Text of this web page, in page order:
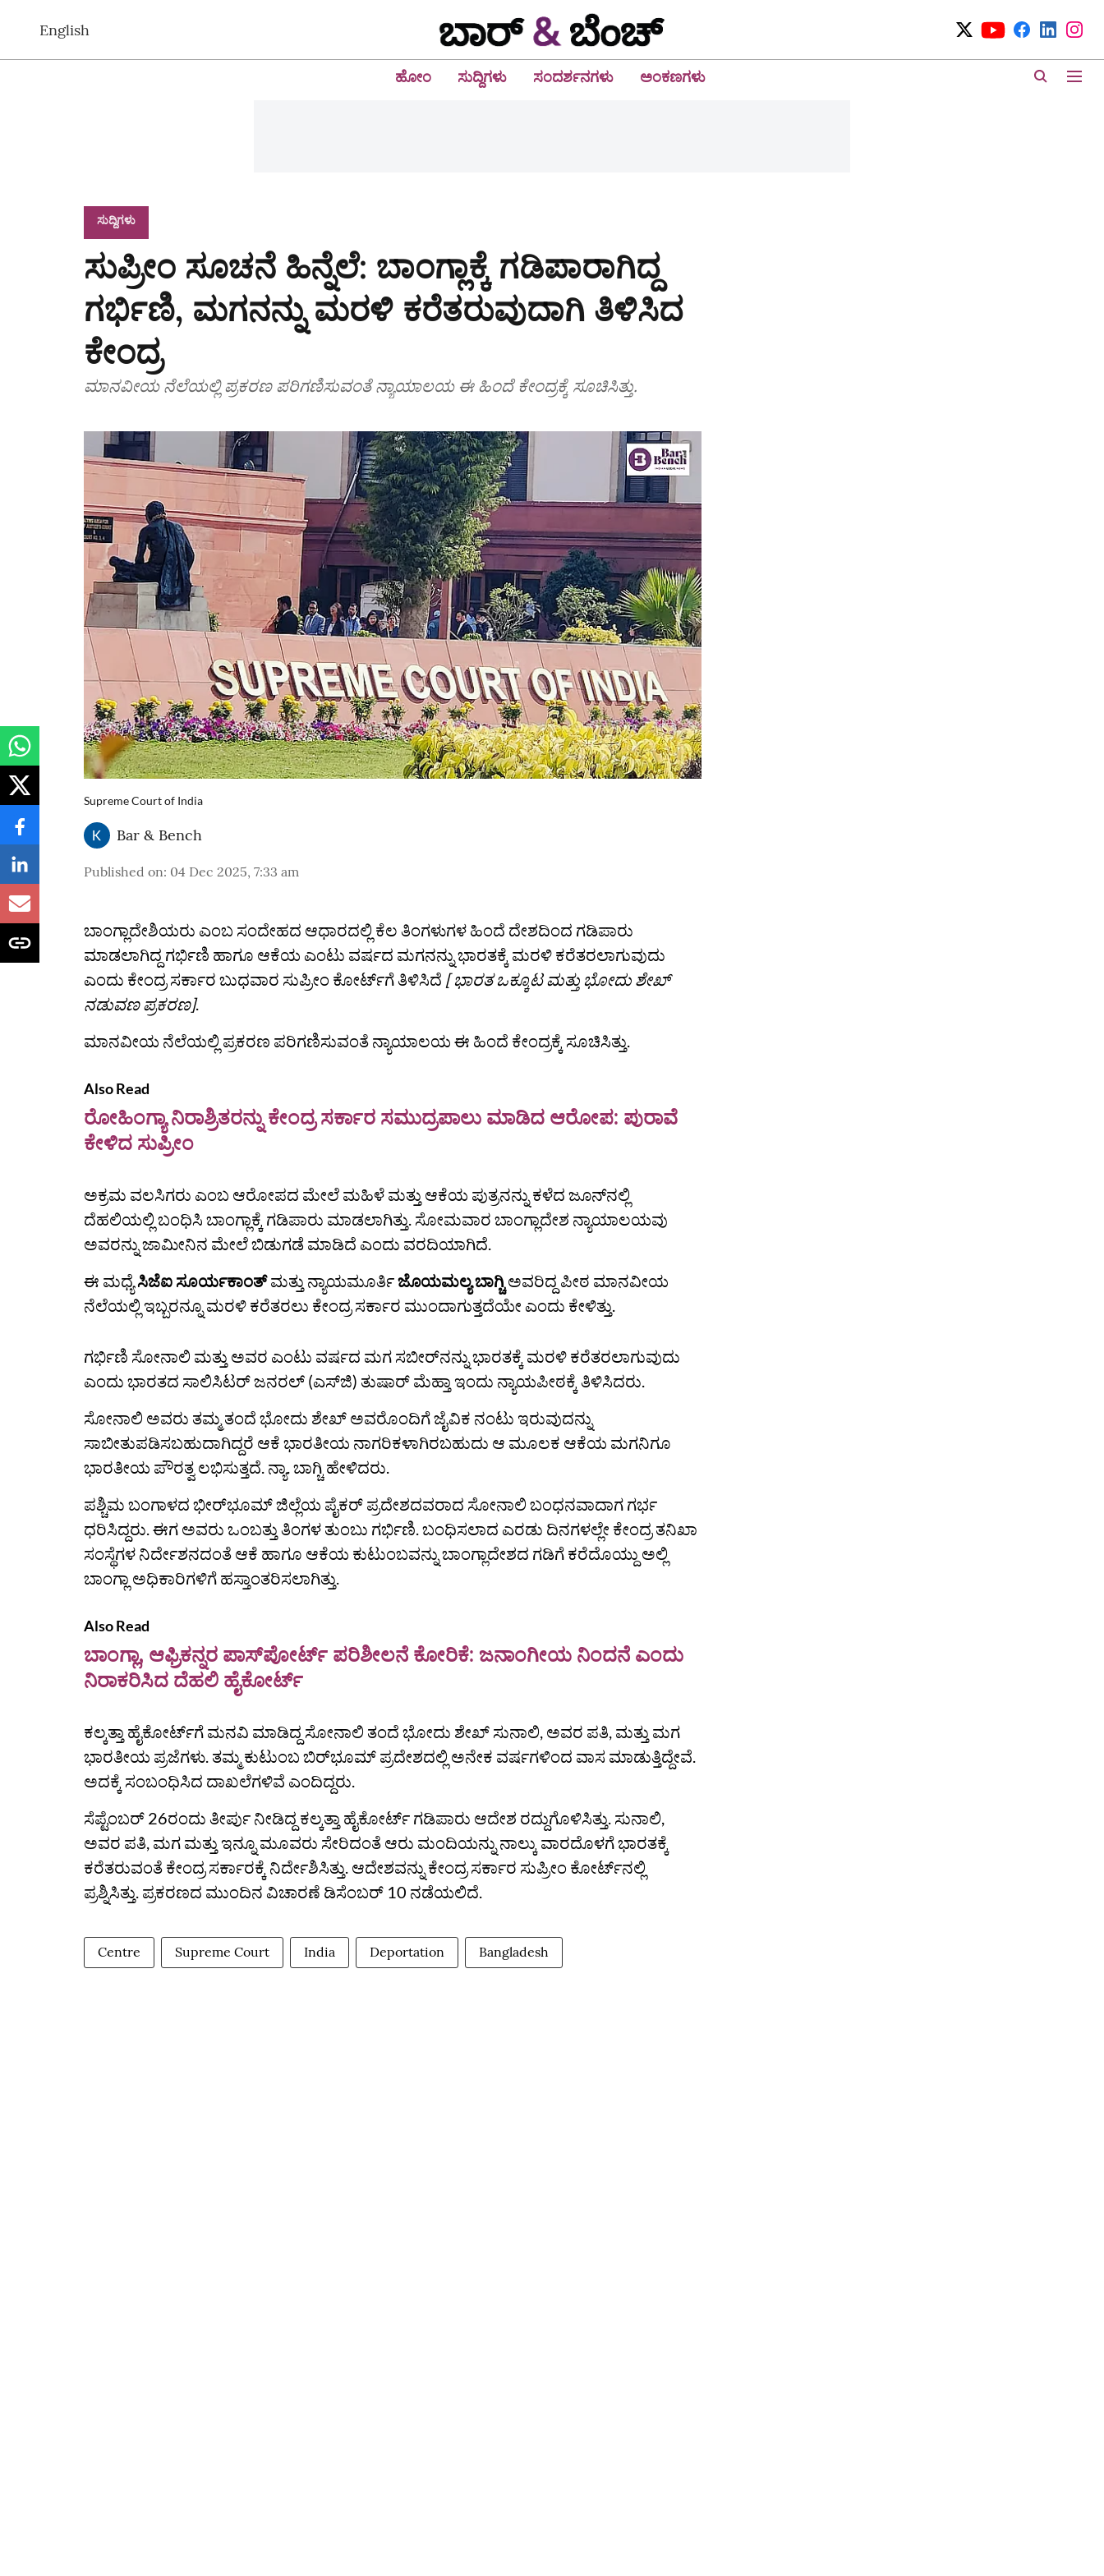
English
ಹೋಂ ಸುದ್ದಿಗಳು ಸಂದರ್ಶನಗಳು ಅಂಕಣಗಳು
ಸುದ್ದಿಗಳು
ಸುಪ್ರೀಂ ಸೂಚನೆ ಹಿನ್ನೆಲೆ: ಬಾಂಗ್ಲಾಕ್ಕೆ ಗಡಿಪಾರಾಗಿದ್ದ
ಗರ್ಭಿಣಿ, ಮಗನನ್ನು ಮರಳಿ ಕರೆತರುವುದಾಗಿ ತಿಳಿಸಿದ
ಕೇಂದ್ರ
ಮಾನವೀಯ ನೆಲೆಯಲ್ಲಿ ಪ್ರಕರಣ ಪರಿಗಣಿಸುವಂತೆ ನ್ಯಾಯಾಲಯ ಈ ಹಿಂದೆ ಕೇಂದ್ರಕ್ಕೆ ಸೂಚಿಸಿತ್ತು.
Supreme Court of India
Bar & Bench
Published on: 04 Dec 2025, 7:33 am
ಬಾಂಗ್ಲಾದೇಶಿಯರು ಎಂಬ ಸಂದೇಹದ ಆಧಾರದಲ್ಲಿ ಕೆಲ ತಿಂಗಳುಗಳ ಹಿಂದೆ ದೇಶದಿಂದ ಗಡಿಪಾರು
ಮಾಡಲಾಗಿದ್ದ ಗರ್ಭಿಣಿ ಹಾಗೂ ಆಕೆಯ ಎಂಟು ವರ್ಷದ ಮಗನನ್ನು ಭಾರತಕ್ಕೆ ಮರಳಿ ಕರೆತರಲಾಗುವುದು
ಎಂದು ಕೇಂದ್ರ ಸರ್ಕಾರ ಬುಧವಾರ ಸುಪ್ರೀಂ ಕೋರ್ಟ್‌ಗೆ ತಿಳಿಸಿದೆ [ ಭಾರತ ಒಕ್ಕೂಟ ಮತ್ತು ಭೋದು ಶೇಖ್
ನಡುವಣ ಪ್ರಕರಣ].
ಮಾನವೀಯ ನೆಲೆಯಲ್ಲಿ ಪ್ರಕರಣ ಪರಿಗಣಿಸುವಂತೆ ನ್ಯಾಯಾಲಯ ಈ ಹಿಂದೆ ಕೇಂದ್ರಕ್ಕೆ ಸೂಚಿಸಿತ್ತು.
Also Read
ರೋಹಿಂಗ್ಯಾ ನಿರಾಶ್ರಿತರನ್ನು ಕೇಂದ್ರ ಸರ್ಕಾರ ಸಮುದ್ರಪಾಲು ಮಾಡಿದ ಆರೋಪ: ಪುರಾವೆ
ಕೇಳಿದ ಸುಪ್ರೀಂ
ಅಕ್ರಮ ವಲಸಿಗರು ಎಂಬ ಆರೋಪದ ಮೇಲೆ ಮಹಿಳೆ ಮತ್ತು ಆಕೆಯ ಪುತ್ರನನ್ನು ಕಳೆದ ಜೂನ್‌ನಲ್ಲಿ
ದೆಹಲಿಯಲ್ಲಿ ಬಂಧಿಸಿ ಬಾಂಗ್ಲಾಕ್ಕೆ ಗಡಿಪಾರು ಮಾಡಲಾಗಿತ್ತು. ಸೋಮವಾರ ಬಾಂಗ್ಲಾದೇಶ ನ್ಯಾಯಾಲಯವು
ಅವರನ್ನು ಜಾಮೀನಿನ ಮೇಲೆ ಬಿಡುಗಡೆ ಮಾಡಿದೆ ಎಂದು ವರದಿಯಾಗಿದೆ.
ಈ ಮಧ್ಯೆಸಿಜೆಐ ಸೂರ್ಯಕಾಂತ್‌ಮತ್ತು ನ್ಯಾಯಮೂರ್ತಿಜೊಯಮಲ್ಯ ಬಾಗ್ಚಿ ಅವರಿದ್ದ ಪೀಠ ಮಾನವೀಯ
ನೆಲೆಯಲ್ಲಿ ಇಬ್ಬರನ್ನೂ ಮರಳಿ ಕರೆತರಲು ಕೇಂದ್ರ ಸರ್ಕಾರ ಮುಂದಾಗುತ್ತದೆಯೇ ಎಂದು ಕೇಳಿತ್ತು.
ಗರ್ಭಿಣಿ ಸೋನಾಲಿ ಮತ್ತು ಅವರ ಎಂಟು ವರ್ಷದ ಮಗ ಸಬೀರ್‌ನನ್ನು ಭಾರತಕ್ಕೆ ಮರಳಿ ಕರೆತರಲಾಗುವುದು
ಎಂದು ಭಾರತದ ಸಾಲಿಸಿಟರ್ ಜನರಲ್ (ಎಸ್‌ಜಿ) ತುಷಾರ್ ಮೆಹ್ತಾ ಇಂದು ನ್ಯಾಯಪೀಠಕ್ಕೆ ತಿಳಿಸಿದರು.
ಸೋನಾಲಿ ಅವರು ತಮ್ಮ ತಂದೆ ಭೋದು ಶೇಖ್‌ ಅವರೊಂದಿಗೆ ಜೈವಿಕ ನಂಟು ಇರುವುದನ್ನು
ಸಾಬೀತುಪಡಿಸಬಹುದಾಗಿದ್ದರೆ ಆಕೆ ಭಾರತೀಯ ನಾಗರಿಕಳಾಗಿರಬಹುದು ಆ ಮೂಲಕ ಆಕೆಯ ಮಗನಿಗೂ
ಭಾರತೀಯ ಪೌರತ್ವ ಲಭಿಸುತ್ತದೆ. ನ್ಯಾ. ಬಾಗ್ಚಿ ಹೇಳಿದರು.
ಪಶ್ಚಿಮ ಬಂಗಾಳದ ಭೀರ್‌ಭೂಮ್‌ ಜಿಲ್ಲೆಯ ಪೈಕರ್ ಪ್ರದೇಶದವರಾದ ಸೋನಾಲಿ ಬಂಧನವಾದಾಗ ಗರ್ಭ
ಧರಿಸಿದ್ದರು. ಈಗ ಅವರು ಒಂಬತ್ತು ತಿಂಗಳ ತುಂಬು ಗರ್ಭಿಣಿ. ಬಂಧಿಸಲಾದ ಎರಡು ದಿನಗಳಲ್ಲೇ ಕೇಂದ್ರ ತನಿಖಾ
ಸಂಸ್ಥೆಗಳ ನಿರ್ದೇಶನದಂತೆ ಆಕೆ ಹಾಗೂ ಆಕೆಯ ಕುಟುಂಬವನ್ನು ಬಾಂಗ್ಲಾದೇಶದ ಗಡಿಗೆ ಕರೆದೊಯ್ದು ಅಲ್ಲಿ
ಬಾಂಗ್ಲಾ ಅಧಿಕಾರಿಗಳಿಗೆ ಹಸ್ತಾಂತರಿಸಲಾಗಿತ್ತು.
Also Read
ಬಾಂಗ್ಲಾ, ಆಫ್ರಿಕನ್ನರ ಪಾಸ್‌ಪೋರ್ಟ್‌ ಪರಿಶೀಲನೆ ಕೋರಿಕೆ: ಜನಾಂಗೀಯ ನಿಂದನೆ ಎಂದು
ನಿರಾಕರಿಸಿದ ದೆಹಲಿ ಹೈಕೋರ್ಟ್
ಕಲ್ಕತ್ತಾ ಹೈಕೋರ್ಟ್‌ಗೆ ಮನವಿ ಮಾಡಿದ್ದ ಸೋನಾಲಿ ತಂದೆ ಭೋದು ಶೇಖ್‌ ಸುನಾಲಿ, ಅವರ ಪತಿ, ಮತ್ತು ಮಗ
ಭಾರತೀಯ ಪ್ರಜೆಗಳು. ತಮ್ಮ ಕುಟುಂಬ ಬಿರ್‌ಭೂಮ್‌ ಪ್ರದೇಶದಲ್ಲಿ ಅನೇಕ ವರ್ಷಗಳಿಂದ ವಾಸ ಮಾಡುತ್ತಿದ್ದೇವೆ.
ಅದಕ್ಕೆ ಸಂಬಂಧಿಸಿದ ದಾಖಲೆಗಳಿವೆ ಎಂದಿದ್ದರು.
ಸೆಪ್ಟೆಂಬರ್‌ 26ರಂದು ತೀರ್ಪು ನೀಡಿದ್ದ ಕಲ್ಕತ್ತಾ ಹೈಕೋರ್ಟ್‌ ಗಡಿಪಾರು ಆದೇಶ ರದ್ದುಗೊಳಿಸಿತ್ತು. ಸುನಾಲಿ,
ಅವರ ಪತಿ, ಮಗ ಮತ್ತು ಇನ್ನೂ ಮೂವರು ಸೇರಿದಂತೆ ಆರು ಮಂದಿಯನ್ನು ನಾಲ್ಕು ವಾರದೊಳಗೆ ಭಾರತಕ್ಕೆ
ಕರೆತರುವಂತೆ ಕೇಂದ್ರ ಸರ್ಕಾರಕ್ಕೆ ನಿರ್ದೇಶಿಸಿತ್ತು. ಆದೇಶವನ್ನು ಕೇಂದ್ರ ಸರ್ಕಾರ ಸುಪ್ರೀಂ ಕೋರ್ಟ್‌ನಲ್ಲಿ
ಪ್ರಶ್ನಿಸಿತ್ತು. ಪ್ರಕರಣದ ಮುಂದಿನ ವಿಚಾರಣೆ ಡಿಸೆಂಬರ್ 10 ನಡೆಯಲಿದೆ.
Centre Supreme Court India Deportation Bangladesh